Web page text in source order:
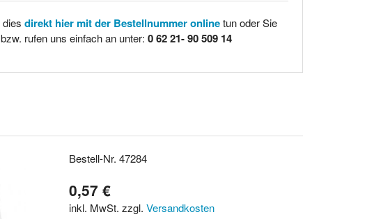
direkt hier mit der Bestellnummer onlinetun oder Sie
bzw. rufen uns einfach an unter: 0 62 21- 90 509 14
Bestell-Nr. 47284
0,57 €
inkl. MwSt. zzgl.Versandkosten